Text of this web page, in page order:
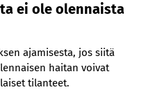
ei ole olennaista
ajamisesta, jos siitä
haitan voivat
tilanteet.